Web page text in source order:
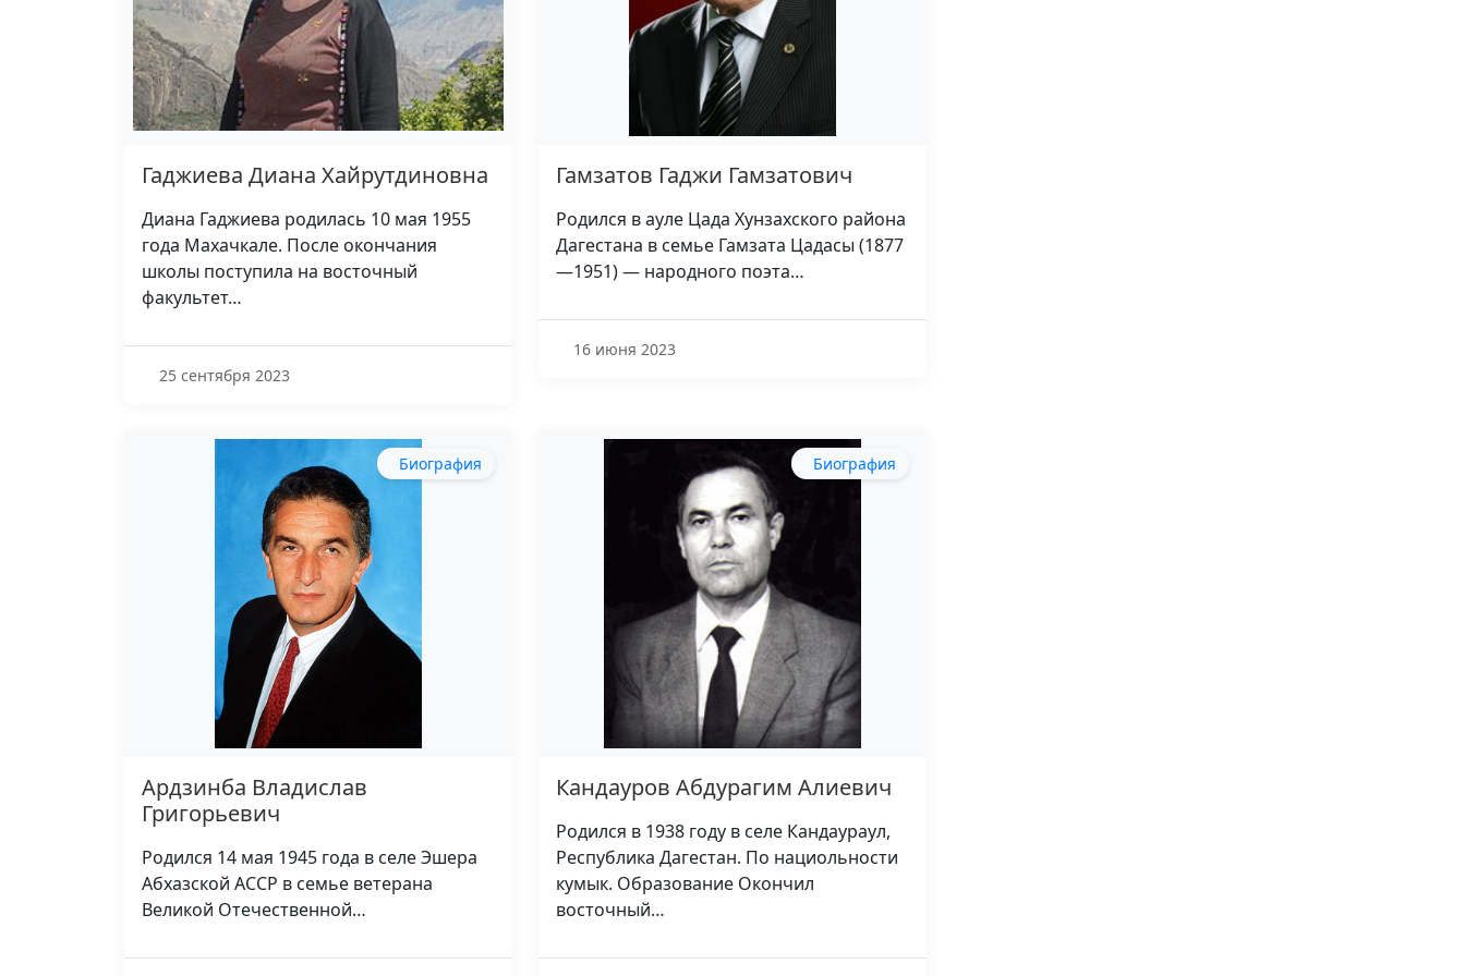
Гаджиева Диана Хайрутдиновна
Диана Гаджиева родилась 10 мая 1955
года Махачкале. После окончания
школы поступила на восточный
факультет…
25 сентября 2023
Гамзатов Гаджи Гамзатович
Родился в ауле Цада Хунзахского района
Дагестана в семье Гамзата Цадасы (1877
—1951) — народного поэта…
16 июня 2023
Биография
Ардзинба Владислав
Григорьевич
Родился 14 мая 1945 года в селе Эшера
Абхазской АССР в семье ветерана
Великой Отечественной…
Биография
Кандауров Абдурагим Алиевич
Родился в 1938 году в селе Кандаураул,
Республика Дагестан. По нациольности
кумык. Образование Окончил
восточный…